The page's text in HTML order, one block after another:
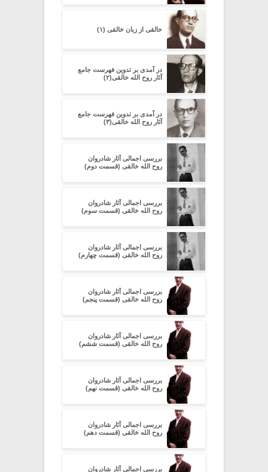
خالقى از زبان خالقی (۱)
در آمدی بر تدوین فهرست جامع
آثار روح الله خالقی(۲)
در آمدی بر تدوین فهرست جامع
آثار روح الله خالقی(۳)
بررسی اجمالی آثار شادروان
روح الله خالقی (قسمت دوم)
بررسی اجمالی آثار شادروان
روح الله خالقی (قسمت سوم)
بررسی اجمالی آثار شادروان
روح الله خالقی (قسمت چهارم)
بررسی اجمالی آثار شادروان
روح الله خالقی (قسمت پنجم)
بررسی اجمالی آثار شادروان
روح الله خالقی (قسمت ششم)
بررسی اجمالی آثار شادروان
روح الله خالقی (قسمت نهم)
بررسی اجمالی آثار شادروان
روح الله خالقی (قسمت دهم)
بررسی اجمالی آثار شادروان